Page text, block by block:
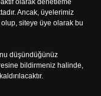
olarak denetleme
Ancak, üyelerimiz
siteye üye olarak bu
düşündüğünüz
bildirmeniz halinde,